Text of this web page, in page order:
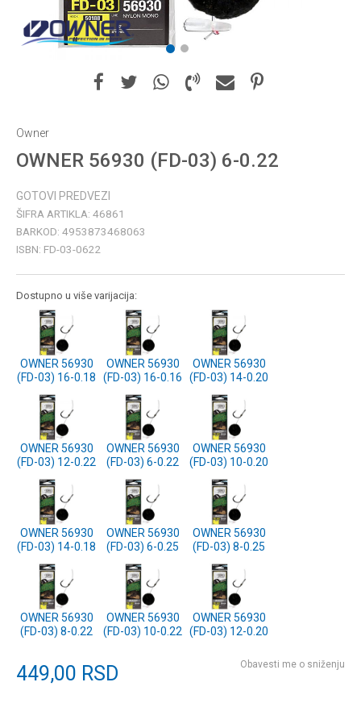
1 2
Owner
OWNER 56930 (FD-03) 6-0.22
GOTOVI PREDVEZI
ŠIFRA ARTIKLA: 46861
BARKOD: 4953873468063
ISBN: FD-03-0622
Dostupno u više varijacija:
OWNER 56930
(FD-03) 16-0.18
OWNER 56930
(FD-03) 16-0.16
OWNER 56930
(FD-03) 14-0.20
OWNER 56930
(FD-03) 12-0.22
OWNER 56930
(FD-03) 6-0.22
OWNER 56930
(FD-03) 10-0.20
OWNER 56930
(FD-03) 14-0.18
OWNER 56930
(FD-03) 6-0.25
OWNER 56930
(FD-03) 8-0.25
OWNER 56930
(FD-03) 8-0.22
OWNER 56930
(FD-03) 10-0.22
OWNER 56930
(FD-03) 12-0.20
449,00 RSD Obavesti me o sniženju